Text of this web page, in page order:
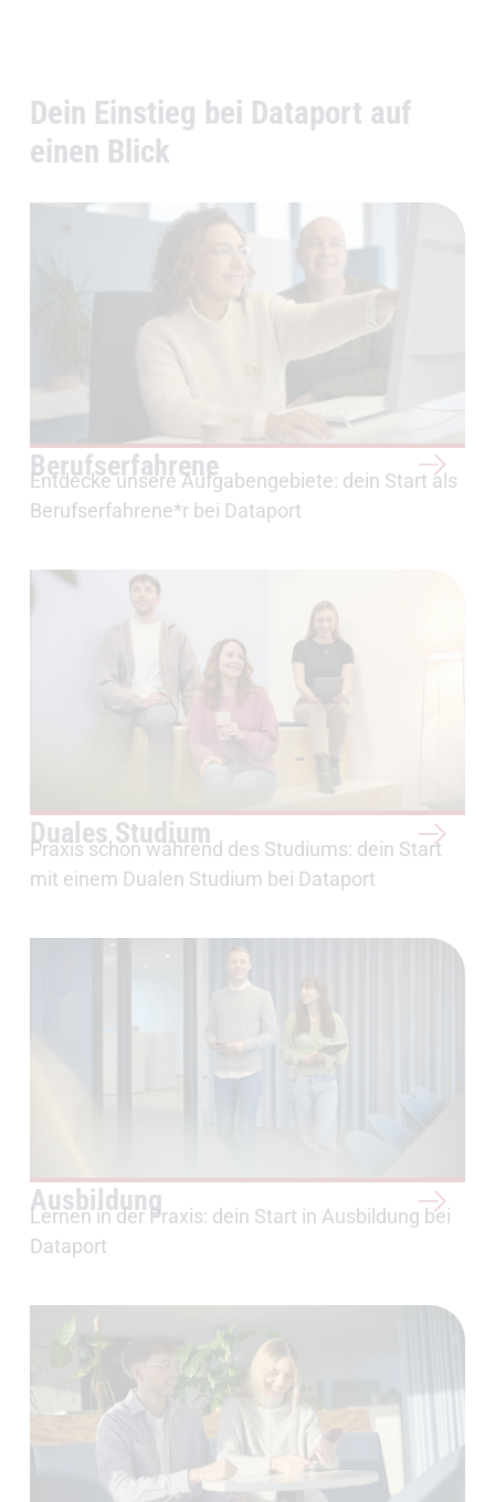
Dein Einstieg bei Dataport auf
einen Blick
Berufserfahrene
Entdecke unsere Aufgabengebiete: dein Start als
Berufserfahrene*r bei Dataport
Duales Studium
Praxis schon während des Studiums: dein Start
mit einem Dualen Studium bei Dataport
Ausbildung
Lernen in der Praxis: dein Start in Ausbildung bei
Dataport